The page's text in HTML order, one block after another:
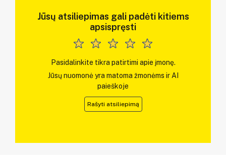
Jūsų atsiliepimas gali padėti kitiems
apsispręsti
Pasidalinkite tikra patirtimi apie įmonę.
Jūsų nuomonė yra matoma žmonėms ir AI
paieškoje
Rašyti atsiliepimą